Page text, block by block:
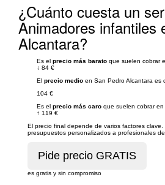
¿Cuánto cuesta un
Animadores infantiles
Alcantara?
Es el precio más barato que suelen cobrar
↓ 84 €
El precio medio en San Pedro Alcantara es
104 €
Es el precio más caro que suelen cobrar
↑ 119 €
El precio final depende de varios factores
presupuestos personalizados a profesionales de
es gratis y sin compromiso